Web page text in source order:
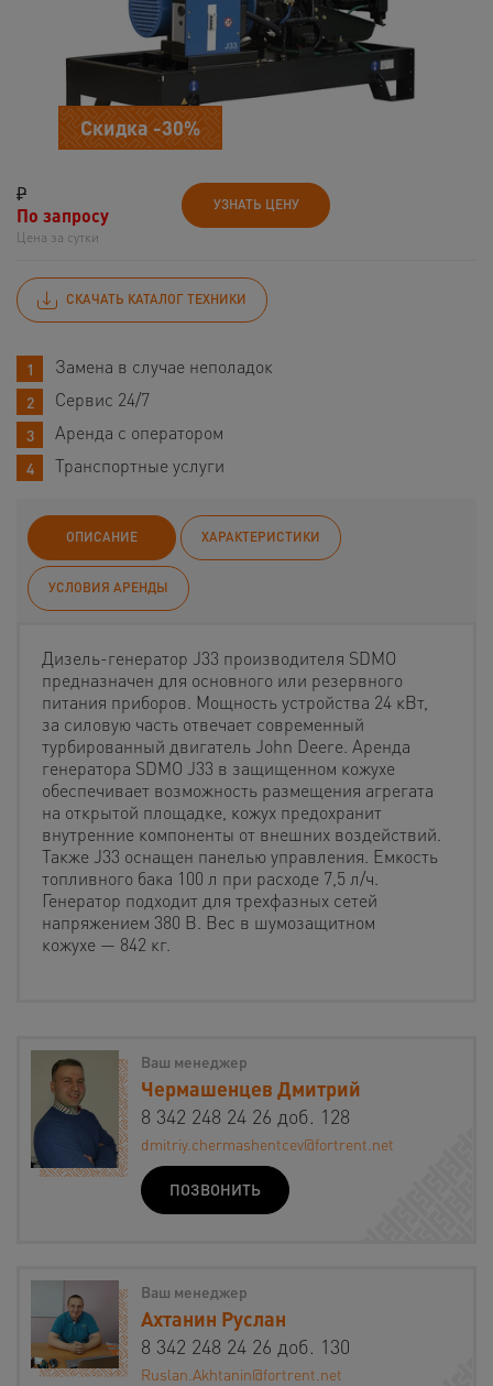
Скидка -30%
₽
По запросу
Цена за сутки
УЗНАТЬ ЦЕНУ
СКАЧАТЬ КАТАЛОГ ТЕХНИКИ
Замена в случае неполадок
Сервис 24/7
Аренда с оператором
Транспортные услуги
ОПИСАНИЕ ХАРАКТЕРИСТИКИ
УСЛОВИЯ АРЕНДЫ
Дизель-генератор J33 производителя SDMO
предназначен для основного или резервного
питания приборов. Мощность устройства 24 кВт,
за силовую часть отвечает современный
турбированный двигатель John Deere. Аренда
генератора SDMO J33 в защищенном кожухе
обеспечивает возможность размещения агрегата
на открытой площадке, кожух предохранит
внутренние компоненты от внешних воздействий.
Также J33 оснащен панелью управления. Емкость
топливного бака 100 л при расходе 7,5 л/ч.
Генератор подходит для трехфазных сетей
напряжением 380 В. Вес в шумозащитном
кожухе — 842 кг.
Ваш менеджер
Чермашенцев Дмитрий
8 342 248 24 26 доб. 128
dmitriy.chermashentcev@fortrent.net
ПОЗВОНИТЬ
Ваш менеджер
Ахтанин Руслан
8 342 248 24 26 доб. 130
Ruslan.Akhtanin@fortrent.net